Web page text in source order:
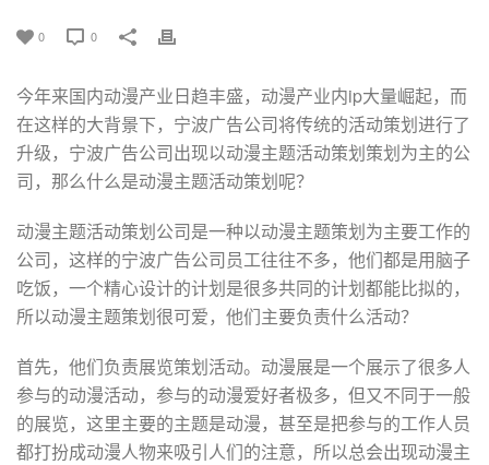
0 0
今年来国内动漫产业日趋丰盛，动漫产业内ip大量崛起，而
在这样的大背景下，宁波广告公司将传统的活动策划进行了
升级，宁波广告公司出现以动漫主题活动策划策划为主的公
司，那么什么是动漫主题活动策划呢？
动漫主题活动策划公司是一种以动漫主题策划为主要工作的
公司，这样的宁波广告公司员工往往不多，他们都是用脑子
吃饭，一个精心设计的计划是很多共同的计划都能比拟的，
所以动漫主题策划很可爱，他们主要负责什么活动？
首先，他们负责展览策划活动。动漫展是一个展示了很多人
参与的动漫活动，参与的动漫爱好者极多，但又不同于一般
的展览，这里主要的主题是动漫，甚至是把参与的工作人员
都打扮成动漫人物来吸引人们的注意，所以总会出现动漫主